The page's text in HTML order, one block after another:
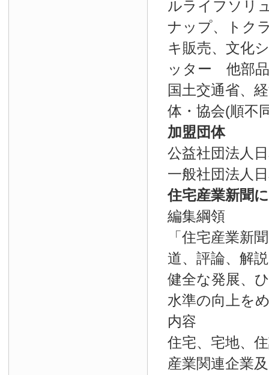
ルライフソリ
ナップ、トク
キ販売、文化
ッター 他部
国土交通省、
体・協会(順不
加盟団体
公益社団法人
一般社団法人
住宅産業新聞
編集綱領
「住宅産業新
道、評論、解
健全な発展、
水準の向上を
内容
住宅、宅地、
産業関連企業